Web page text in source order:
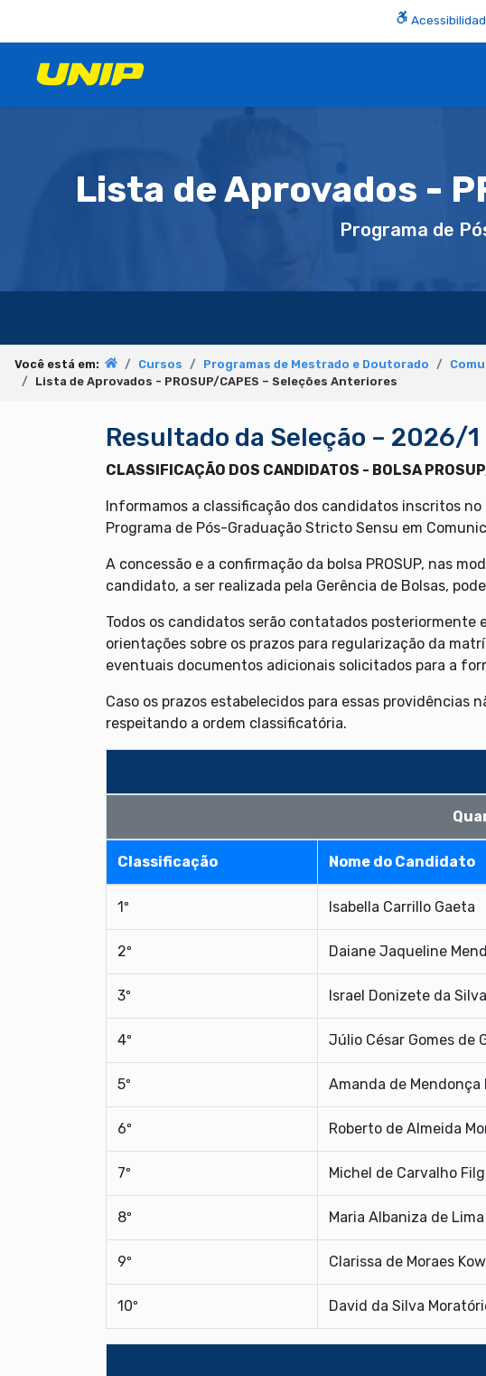
Lista de Aprovados -
Programa de
Você está em: Cursos Programas de Mestrado e Doutorado
Lista de Aprovados - PROSUP/CAPES – Seleções Anteriores
Resultado da Seleção – 2026/1
CLASSIFICAÇÃO DOS CANDIDATOS - BOLSA
Informamos a classificação dos candidatos inscritos
Programa de Pós-Graduação Stricto Sensu em
A concessão e a confirmação da bolsa PROSUP, nas
candidato, a ser realizada pela Gerência de Bolsas,
Todos os candidatos serão contatados
orientações sobre os prazos para regularização da
eventuais documentos adicionais solicitados para a
Caso os prazos estabelecidos para essas providências
respeitando a ordem classificatória.
Classificação Nome do Candidato
1º Isabella Carrillo Gaeta
2º Daiane Jaqueline
3º Israel Donizete da Silva
4º Júlio César Gomes de
5º Amanda de Mendonça
6º Roberto de Almeida
7º Michel de Carvalho
8º Maria Albaniza de
9º Clarissa de Moraes
10º David da Silva